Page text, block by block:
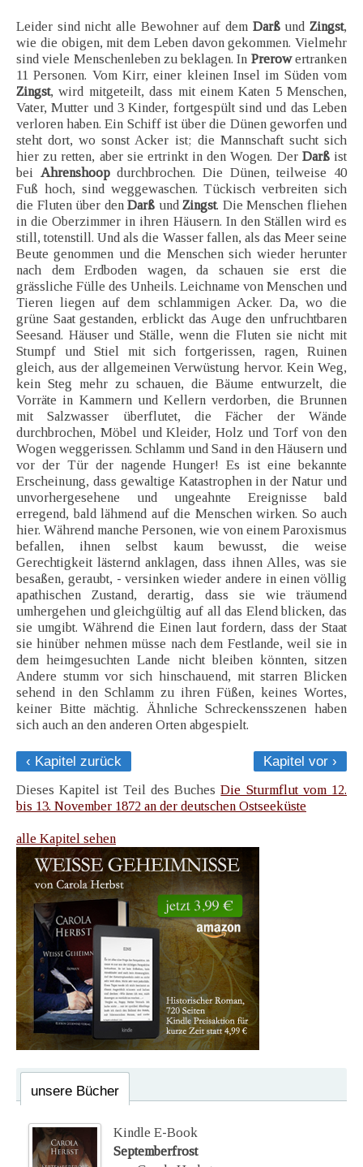
Leider sind nicht alle Bewohner auf dem DarßundZingst,
wie die obigen, mit dem Leben davon gekommen. Vielmehr
sind viele Menschenleben zu beklagen. In Prerowertranken
11 Personen. Vom Kirr, einer kleinen Insel im Süden vom
Zingst, wird mitgeteilt, dass mit einem Katen 5 Menschen,
Vater, Mutter und 3 Kinder, fortgespült sind und das Leben
verloren haben. Ein Schiff ist über die Dünen geworfen und
steht dort, wo sonst Acker ist; die Mannschaft sucht sich
hier zu retten, aber sie ertrinkt in den Wogen. Der Darßist
bei Ahrenshoopdurchbrochen. Die Dünen, teilweise 40
Fuß hoch, sind weggewaschen. Tückisch verbreiten sich
die Fluten über denDarß undZingst. Die Menschen fliehen
in die Oberzimmer in ihren Häusern. In den Ställen wird es
still, totenstill. Und als die Wasser fallen, als das Meer seine
Beute genommen und die Menschen sich wieder herunter
nach dem Erdboden wagen, da schauen sie erst die
grässliche Fülle des Unheils. Leichname von Menschen und
Tieren liegen auf dem schlammigen Acker. Da, wo die
grüne Saat gestanden, erblickt das Auge den unfruchtbaren
Seesand. Häuser und Ställe, wenn die Fluten sie nicht mit
Stumpf und Stiel mit sich fortgerissen, ragen, Ruinen
gleich, aus der allgemeinen Verwüstung hervor. Kein Weg,
kein Steg mehr zu schauen, die Bäume entwurzelt, die
Vorräte in Kammern und Kellern verdorben, die Brunnen
mit Salzwasser überflutet, die Fächer der Wände
durchbrochen, Möbel und Kleider, Holz und Torf von den
Wogen weggerissen. Schlamm und Sand in den Häusern und
vor der Tür der nagende Hunger! Es ist eine bekannte
Erscheinung, dass gewaltige Katastrophen in der Natur und
unvorhergesehene und ungeahnte Ereignisse bald
erregend, bald lähmend auf die Menschen wirken. So auch
hier. Während manche Personen, wie von einem Paroxismus
befallen, ihnen selbst kaum bewusst, die weise
Gerechtigkeit lästernd anklagen, dass ihnen Alles, was sie
besaßen, geraubt, - versinken wieder andere in einen völlig
apathischen Zustand, derartig, dass sie wie träumend
umhergehen und gleichgültig auf all das Elend blicken, das
sie umgibt. Während die Einen laut fordern, dass der Staat
sie hinüber nehmen müsse nach dem Festlande, weil sie in
dem heimgesuchten Lande nicht bleiben könnten, sitzen
Andere stumm vor sich hinschauend, mit starren Blicken
sehend in den Schlamm zu ihren Füßen, keines Wortes,
keiner Bitte mächtig. Ähnliche Schreckensszenen haben
sich auch an den anderen Orten abgespielt.
‹ Kapitel zurück
Kapitel vor ›
Dieses Kapitel ist Teil des BuchesDie Sturmflut vom 12.
bis 13. November 1872 an der deutschen Ostseeküste
alle Kapitel sehen
unsere Bücher
Kindle E-Book
Septemberfrost